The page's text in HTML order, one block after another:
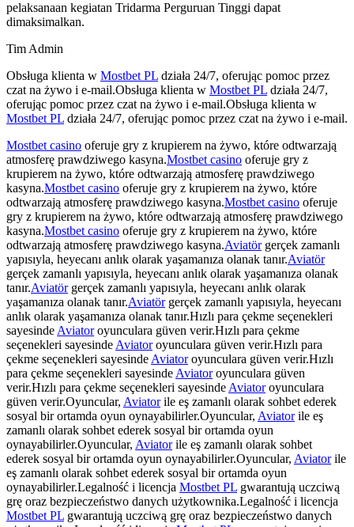
pelaksanaan kegiatan Tridarma Perguruan Tinggi dapat
dimaksimalkan.
Tim Admin
Obsługa klienta w Mostbet PL działa 24/7, oferując pomoc przez
czat na żywo i e-mail.Obsługa klienta w Mostbet PL działa 24/7,
oferując pomoc przez czat na żywo i e-mail.Obsługa klienta w
Mostbet PL działa 24/7, oferując pomoc przez czat na żywo i e-mail.
Mostbet casino oferuje gry z krupierem na żywo, które odtwarzają
atmosferę prawdziwego kasyna.Mostbet casino oferuje gry z
krupierem na żywo, które odtwarzają atmosferę prawdziwego
kasyna.Mostbet casino oferuje gry z krupierem na żywo, które
odtwarzają atmosferę prawdziwego kasyna.Mostbet casino oferuje
gry z krupierem na żywo, które odtwarzają atmosferę prawdziwego
kasyna.Mostbet casino oferuje gry z krupierem na żywo, które
odtwarzają atmosferę prawdziwego kasyna.Aviatörgerçek zamanlı
yapısıyla, heyecanı anlık olarak yaşamanıza olanak tanır.Aviatör
gerçek zamanlı yapısıyla, heyecanı anlık olarak yaşamanıza olanak
tanır.Aviatörgerçek zamanlı yapısıyla, heyecanı anlık olarak
yaşamanıza olanak tanır.Aviatörgerçek zamanlı yapısıyla, heyecanı
anlık olarak yaşamanıza olanak tanır.Hızlı para çekme seçenekleri
sayesindeAviatoroyunculara güven verir.Hızlı para çekme
seçenekleri sayesindeAviatoroyunculara güven verir.Hızlı para
çekme seçenekleri sayesindeAviatoroyunculara güven verir.Hızlı
para çekme seçenekleri sayesindeAviatoroyunculara güven
verir.Hızlı para çekme seçenekleri sayesindeAviatoroyunculara
güven verir.Oyuncular, Aviatorile eş zamanlı olarak sohbet ederek
sosyal bir ortamda oyun oynayabilirler.Oyuncular, Aviatorile eş
zamanlı olarak sohbet ederek sosyal bir ortamda oyun
oynayabilirler.Oyuncular, Aviatorile eş zamanlı olarak sohbet
ederek sosyal bir ortamda oyun oynayabilirler.Oyuncular, Aviatorile
eş zamanlı olarak sohbet ederek sosyal bir ortamda oyun
oynayabilirler.Legalność i licencja Mostbet PL gwarantują uczciwą
grę oraz bezpieczeństwo danych użytkownika.Legalność i licencja
Mostbet PL gwarantują uczciwą grę oraz bezpieczeństwo danych